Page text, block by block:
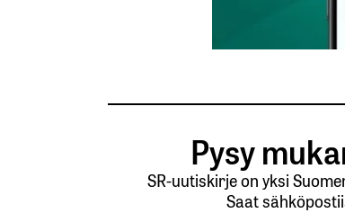
Pysy
SR-uutiskirje on yksi
Saat